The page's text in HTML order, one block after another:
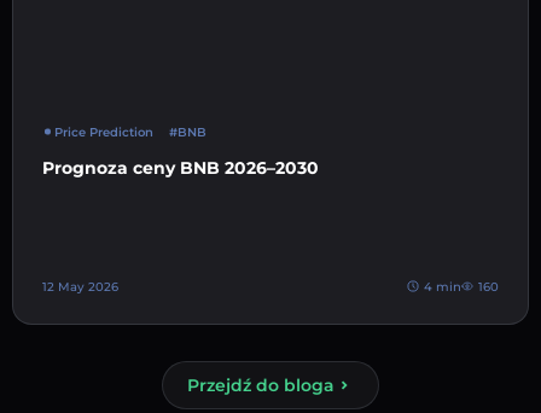
Price Prediction #BNB
Prognoza ceny BNB 2026–2030
12 May 2026 4 min 160
Przejdź do bloga